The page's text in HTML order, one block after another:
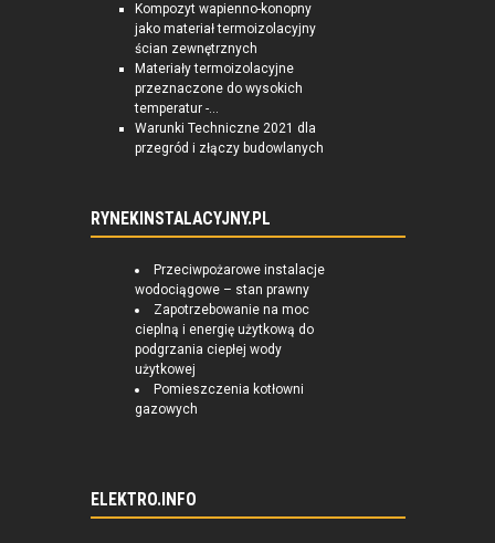
Kompozyt wapienno-konopny
jako materiał termoizolacyjny
ścian zewnętrznych
Materiały termoizolacyjne
przeznaczone do wysokich
temperatur -...
Warunki Techniczne 2021 dla
przegród i złączy budowlanych
RYNEKINSTALACYJNY.PL
Przeciwpożarowe instalacje
wodociągowe – stan prawny
Zapotrzebowanie na moc
cieplną i energię użytkową do
podgrzania ciepłej wody
użytkowej
Pomieszczenia kotłowni
gazowych
ELEKTRO.INFO